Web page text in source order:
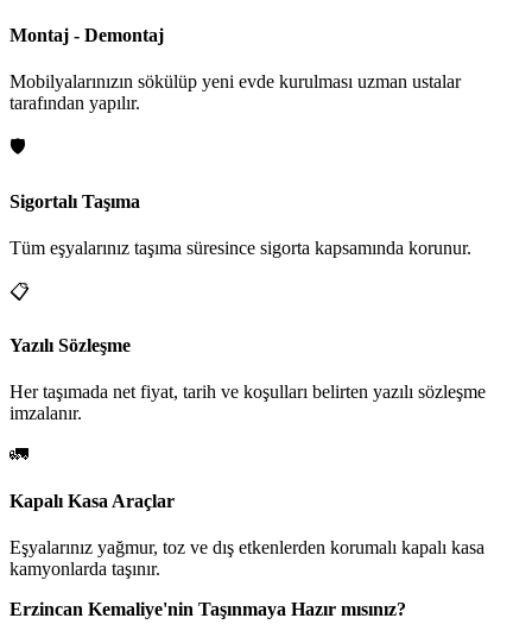
Montaj - Demontaj
Mobilyalarınızın sökülüp yeni evde kurulması uzman ustalar
tarafından yapılır.
🛡️
Sigortalı Taşıma
Tüm eşyalarınız taşıma süresince sigorta kapsamında korunur.
📋
Yazılı Sözleşme
Her taşımada net fiyat, tarih ve koşulları belirten yazılı sözleşme
imzalanır.
🚛
Kapalı Kasa Araçlar
Eşyalarınız yağmur, toz ve dış etkenlerden korumalı kapalı kasa
kamyonlarda taşınır.
Erzincan Kemaliye'nin Taşınmaya Hazır mısınız?